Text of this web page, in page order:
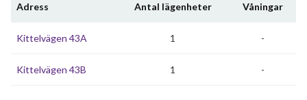
Adress Antal lägenheter Våningar
Kittelvägen 43A 1 -
Kittelvägen 43B 1 -